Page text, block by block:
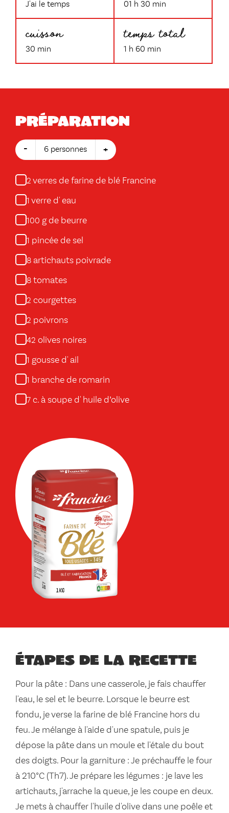
J'ai le temps 01 h 30 min
cuisson
30 min
temps total
1 h 60 min
Préparation
- 6 personnes +
2 verres de farine de blé Francine
1 verre d' eau
100 g de beurre
1 pincée de sel
8 artichauts poivrade
8 tomates
2 courgettes
2 poivrons
42 olives noires
1 gousse d' ail
1 branche de romarin
7 c. à soupe d' huile d’olive
Étapes de la recette
Pour la pâte : Dans une casserole, je fais chauffer
l'eau, le sel et le beurre. Lorsque le beurre est
fondu, je verse la farine de blé Francine hors du
feu. Je mélange à l'aide d'une spatule, puis je
dépose la pâte dans un moule et l'étale du bout
des doigts. Pour la garniture : Je préchauffe le four
à 210°C (Th7). Je prépare les légumes : je lave les
artichauts, j'arrache la queue, je les coupe en deux.
Je mets à chauffer l'huile d'olive dans une poêle et